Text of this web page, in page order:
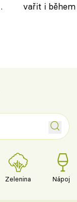
vařit i
Zelenina Nápoje